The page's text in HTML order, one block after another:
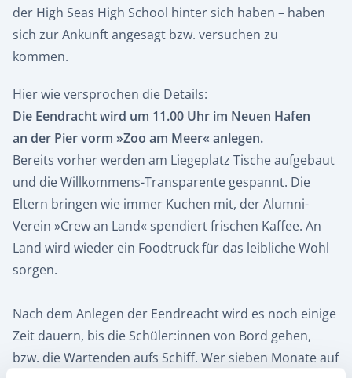
der High Seas High School hinter sich haben – haben
sich zur Ankunft angesagt bzw. versuchen zu
kommen.
Hier wie versprochen die Details:
Die Eendracht wird um 11.00 Uhr im Neuen Hafen
an der Pier vorm »Zoo am Meer« anlegen.
Bereits vorher werden am Liegeplatz Tische aufgebaut
und die Willkommens-Transparente gespannt. Die
Eltern bringen wie immer Kuchen mit, der Alumni-
Verein »Crew an Land« spendiert frischen Kaffee. An
Land wird wieder ein Foodtruck für das leibliche Wohl
sorgen.
Nach dem Anlegen der Eendreacht wird es noch einige
Zeit dauern, bis die Schüler:innen von Bord gehen,
bzw. die Wartenden aufs Schiff. Wer sieben Monate auf